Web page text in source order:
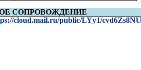
СОПРОВОЖДЕНИЕ
cloud.mail.ru/public/LYy1/cvd6Zs8NU